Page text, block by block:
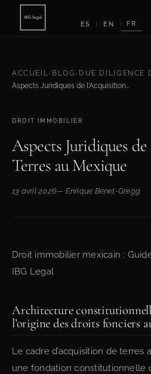
ES EN FR
ACCUEIL› BLOG › DUE DILIGENCE
Aspects Juridiques de l'Acquisition de Terres au Mexique
DROIT IMMOBILIER
Aspects Juridiques
Terres au Mexique
13 avril 2026— Enrique Benet-Gregg
Droit immobilier mexicain :
IBG Legal
Architecture
l’origine des droits fonciers
Le cadre d’acquisition de terres
une fondation constitutionnelle